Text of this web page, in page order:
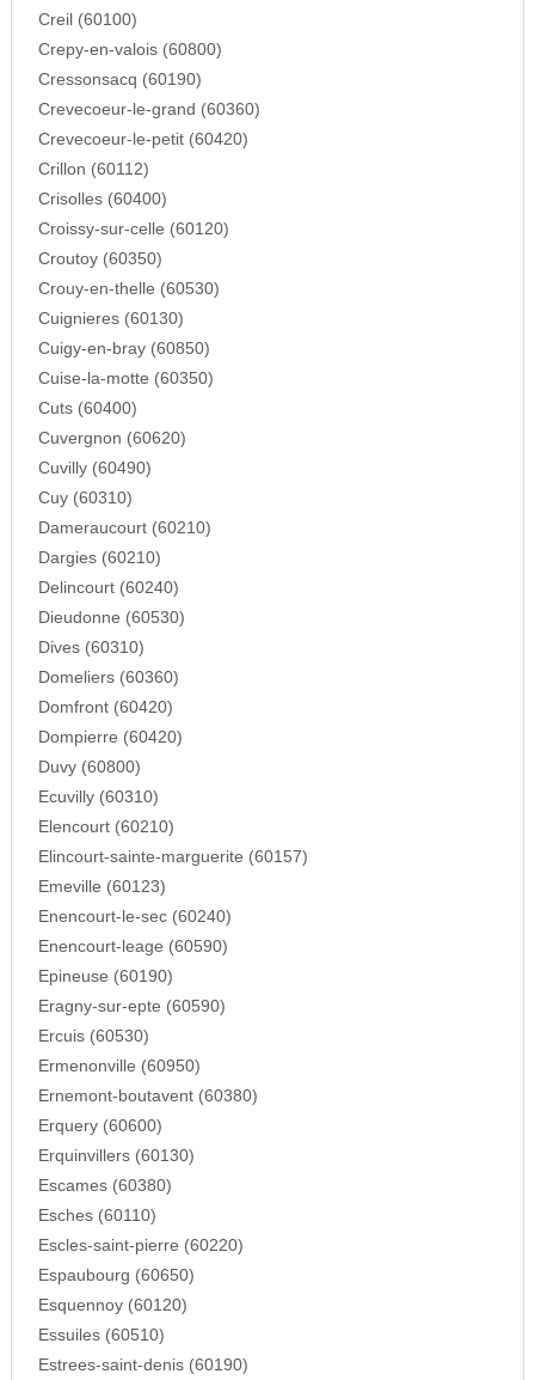
Creil (60100)
Crepy-en-valois (60800)
Cressonsacq (60190)
Crevecoeur-le-grand (60360)
Crevecoeur-le-petit (60420)
Crillon (60112)
Crisolles (60400)
Croissy-sur-celle (60120)
Croutoy (60350)
Crouy-en-thelle (60530)
Cuignieres (60130)
Cuigy-en-bray (60850)
Cuise-la-motte (60350)
Cuts (60400)
Cuvergnon (60620)
Cuvilly (60490)
Cuy (60310)
Dameraucourt (60210)
Dargies (60210)
Delincourt (60240)
Dieudonne (60530)
Dives (60310)
Domeliers (60360)
Domfront (60420)
Dompierre (60420)
Duvy (60800)
Ecuvilly (60310)
Elencourt (60210)
Elincourt-sainte-marguerite (60157)
Emeville (60123)
Enencourt-le-sec (60240)
Enencourt-leage (60590)
Epineuse (60190)
Eragny-sur-epte (60590)
Ercuis (60530)
Ermenonville (60950)
Ernemont-boutavent (60380)
Erquery (60600)
Erquinvillers (60130)
Escames (60380)
Esches (60110)
Escles-saint-pierre (60220)
Espaubourg (60650)
Esquennoy (60120)
Essuiles (60510)
Estrees-saint-denis (60190)